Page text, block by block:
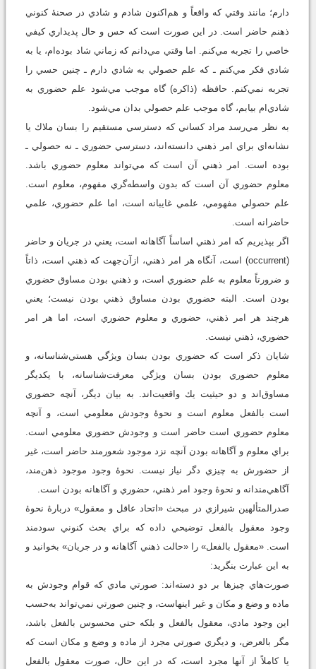
دارم؛ مانند وقتي كه واقعاً و هم‌اكنون شادم و شادي در صحنۀ كنوني
ذهنم حاضر است. در اين صورت است كه حس و حال پديداري كيفي
خاصي را تجربه مي‌كنم. اما وقتي مي‌دانم كه زماني شاد بوده‌ام، يا به
شادي فكر مي‌كنم ـ كه علم حصولي به شادي دارم ـ چنين حسي را
تجربه نمي‌كنم. حافظه (ذاكره) گاه موجب مي‌شود علم حضوري به
شادي‌ام بيابم، گاه موجب علم حصولي بدان مي‌شود.
به نظر مي‌رسد مراد كساني كه دسترسي مستقيم را بسان ملاك يا
نشانه‌اي براي امر ذهني دانسته‌اند، دسترسي حضوري ـ نه حصولي ـ
بوده است. امر ذهني آن است كه مي‌تواند معلوم حضوري باشد.
معلوم حضوري آن است كه بدون واسطه‌گري مفهوم، معلوم است.
علم حصولي مفهومي، علمي غايبانه است، اما علم حضوري، علمي
حاضرانه است.
اگر بپذيريم كه امر ذهني اساساً آگاهانه است، يعني در جريان و حاضر
(occurrent) است، آنگاه هر امر ذهني، ازآن‌‌جهت كه ذهني است، ذاتاً
و ضرورتاً معلوم به علم حضوري است، و ذهني بودن مساوق حضوري
بودن است. البته حضوري بودن مساوق ذهني بودن نيست؛ يعني
هرچند هر امر ذهني، حضوري و معلوم حضوري است، اما هر امر
حضوري، ذهني نيست.
شايان ذكر است كه حضوري بودن بسان ويژگي هستي‌شناسانه، و
معلوم حضوري بودن بسان ويژگي معرفت‌شناسانه، با يکديگر
مساوق‌اند و دو حيثيت يك واقعيت‌اند. به بيان ديگر، آنچه حضوري
است بالفعل معلوم است و نحوۀ وجودش معلومي است، و آنچه
معلوم حضوري است حاضر است و وجودش حضوري معلومي است.
براي معلوم و آگاهانه بودن آنچه نزد موجود شعورمند حاضر است، غير
از حضورش به چيزي دگر نياز نيست. نحوۀ وجود موجود ذهن‌مند،
آگاهي‌مندانه و نحوۀ وجود امر ذهني، حضوري و آگاهانه بودن است.
صدرالمتألهين شيرازي در مبحث «اتحاد عاقل و معقول» دربارۀ نحوۀ
وجود معقول بالفعل توضيحي داده كه براي بحث کنوني سودمند
است. «معقول بالفعل» را «حالت ذهني آگاهانه و در جريان» بخوانيد و
به اين عبارت بنگريد:
صورت‌هاي چيزها بر دو دسته‌اند: صورتي مادي كه قوام وجودش به
ماده و وضع و مكان و غير اينهاست، و چنين صورتي نمي‌تواند به‌حسب
اين وجود مادي، معقول بالفعل و بلكه حتي محسوس بالفعل باشد،
مگر بالعرض، و ديگري صورتي مجرد از ماده و وضع و مكان است كه
يا كاملاً از آنها مجرد است، كه در اين ‌حال، صورت معقول بالفعل